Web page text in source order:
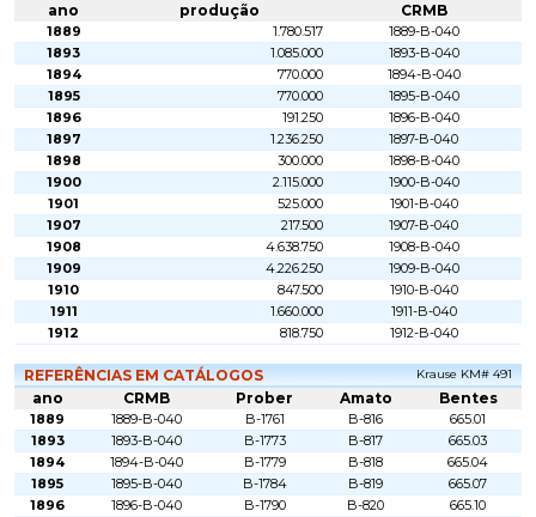
ano
produção CRMB
1889 1.780.517
1889-B-040
1893
1.085.000
1893-B-040
1894
770.000
1894-B-040
1895
770.000
1895-B-040
1896
191.250
1896-B-040
1897
1.236.250
1897-B-040
1898
300.000
1898-B-040
1900
2.115.000
1900-B-040
1901
525.000
1901-B-040
1907
217.500
1907-B-040
1908
4.638.750
1908-B-040
1909
4.226.250
1909-B-040
1910
847.500
1910-B-040
1911
1.660.000
1911-B-040
1912
818.750 1912-B-040
REFERÊNCIAS EM CATÁLOGOS Krause KM# 491
ano CRMB Prober Amato Bentes
1889 1889-B-040 B-1761 B-816
665.01
1893
1893-B-040 B-1773 B-817
665.03
1894
1894-B-040 B-1779 B-818
665.04
1895
1895-B-040 B-1784 B-819
665.07
1896
1896-B-040 B-1790 B-820
665.10